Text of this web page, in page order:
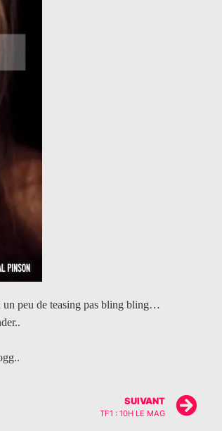
peu de teasing pas bling bling…
SUIVANT
TF1 : 10H LE MAG